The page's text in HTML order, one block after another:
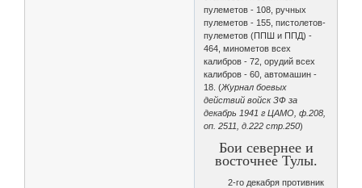
пулеметов - 108, ручных
пулеметов - 155, пистолетов-
пулеметов (ППШ и ППД) -
464, минометов всех
калибров - 72, орудий всех
калибров - 60, автомашин -
18. (Журнал боевых
действий войск ЗФ за
декабрь 1941 г ЦАМО, ф.208,
оп. 2511, д.222 стр.250)
Бои севернее и
восточнее Тулы.
2-го декабря противник